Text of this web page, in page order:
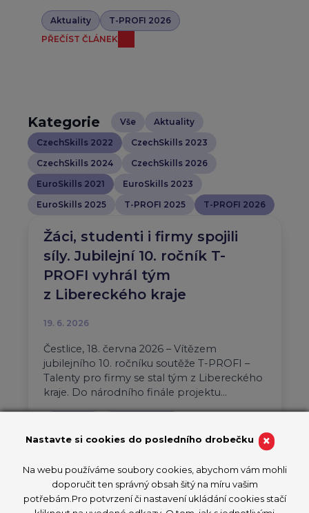
Aktuality
T-PROFI 2026
PŘEČÍST ČLÁNEK
Kategorie Vše
Aktuality
CzechSkills 2022
CzechSkills 2023
CzechSkills 2024
CzechSkills 2026
EuroSkills 2021
EuroSkills 2023
EuroSkills 2025
T-PROFI 2025 T-PROFI 2026
Žáci, studenti i firmy spojili
síly. Jubilejní 10. ročník T-
PROFI vyhrál tým
z Libereckého kraje
19. 6. 2026
Čestlice, 18. června 2026 – Vítězem
jubilejního 10. ročníku soutěže T-PROFI –
Talenty pro firmy se stal tým z Libereckého
kraje. Do národního finále projektu…
PŘEČÍST ČLÁNEK
×
Nastavte si cookies do posledního drobečku
Na webu používáme soubory cookies, abychom vám mohli
doporučit ten správný obsah šitý na míru vašim
potřebám.Pro potvrzení či nastavení ukládání cookies stačí